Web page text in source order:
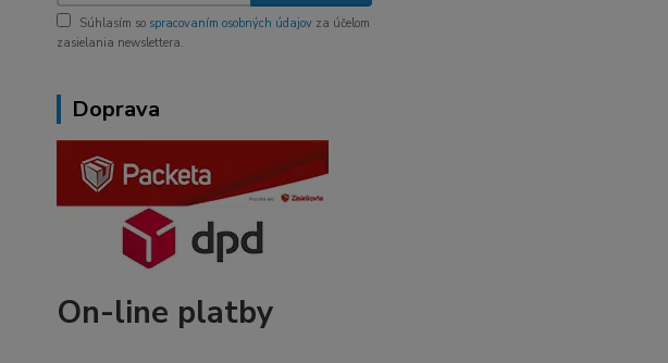
Súhlasím so spracovaním osobných údajov za účelom
zasielania newslettera.
Doprava
On-line platby